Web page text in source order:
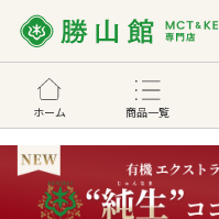
ホーム 商品一覧